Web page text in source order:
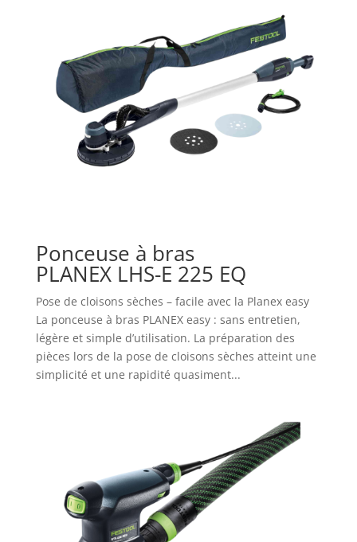
Ponceuse à bras
PLANEX LHS-E 225 EQ
Pose de cloisons sèches – facile avec la Planex easy
La ponceuse à bras PLANEX easy : sans entretien,
légère et simple d’utilisation. La préparation des
pièces lors de la pose de cloisons sèches atteint une
simplicité et une rapidité quasiment...